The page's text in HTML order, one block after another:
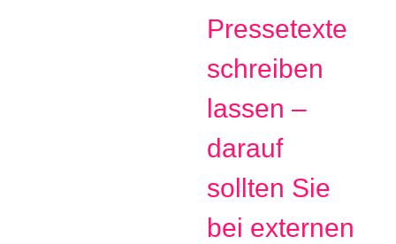
Pressetexte
schreiben
lassen –
darauf
sollten Sie
bei externen